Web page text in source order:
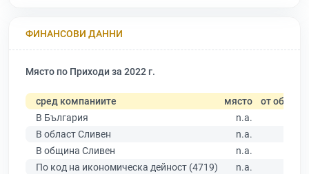
ФИНАНСОВИ ДАННИ
Място по Приходи за 2022 г.
сред компаниите място от общо
В България
n.a.
В област Сливен
n.a.
В община Сливен
n.a.
По код на икономическа дейност (4719)
n.a.